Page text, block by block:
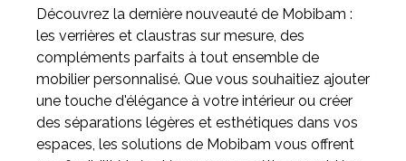
Découvrez la dernière nouveauté de Mobibam :
les verrières et claustras sur mesure, des
compléments parfaits à tout ensemble de
mobilier personnalisé. Que vous souhaitiez ajouter
une touche d'élégance à votre intérieur ou créer
des séparations légères et esthétiques dans vos
espaces, les solutions de Mobibam vous offrent